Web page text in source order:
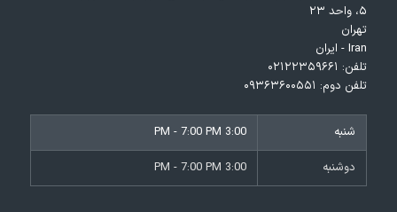
۵، واحد ۲۳
تهران
Iran - ایران
تلفن: ۰۲۱۲۲۳۵۹۶۶۱
تلفن دوم: ۰۹۳۶۳۶۰۰۵۵۱
شنبه
3:00 PM - 7:00 PM
دوشنبه
3:00 PM - 7:00 PM